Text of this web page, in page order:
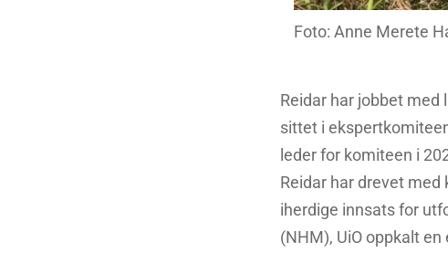
Foto: Anne Merete
Reidar har jobbet med
sittet i
leder for komiteen i
Reidar har drevet med
iherdige innsats for
(NHM), UiO oppkalt